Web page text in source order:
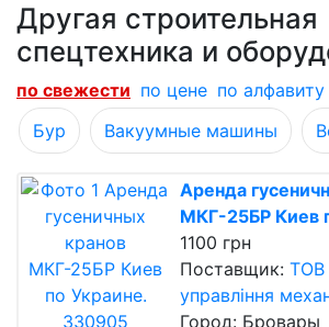
Другая строительная
спецтехника и
по cвежести по цене по алфавиту
Бур
Вакуумные машины
Аренда
МКГ-25БР Киев
1100 грн
Поставщик: ТОВ
управління
Город: Бровары